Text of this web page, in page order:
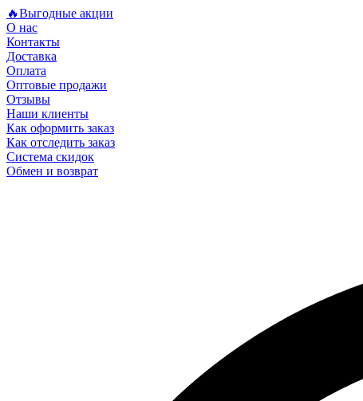
🔥Выгодные акции
О нас
Контакты
Доставка
Оплата
Оптовые продажи
Отзывы
Наши клиенты
Как оформить заказ
Как отследить заказ
Система скидок
Обмен и возврат